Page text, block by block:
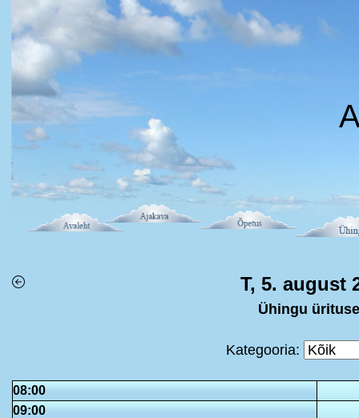
T, 5. august
Ühingu
Kategooria:
08:00
09:00